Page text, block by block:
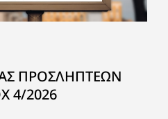
ΠΡΟΣΛΗΠΤΕΩΝ
4/2026